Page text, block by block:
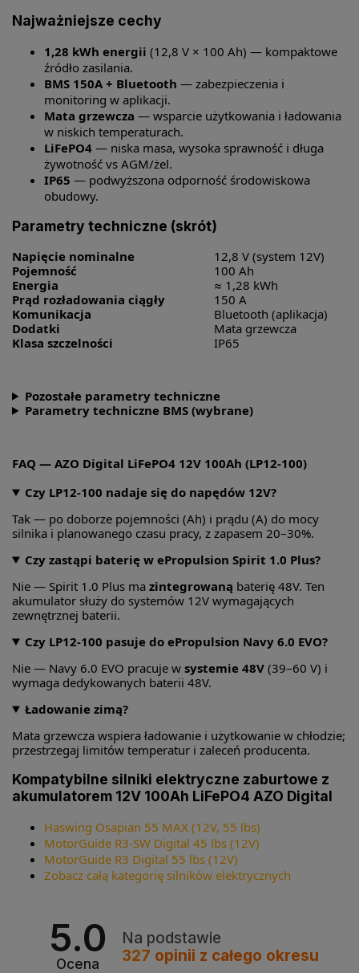
Najważniejsze cechy
1,28 kWh energii (12,8 V × 100 Ah) — kompaktowe
źródło zasilania.
BMS 150A + Bluetooth — zabezpieczenia i
monitoring w aplikacji.
Mata grzewcza — wsparcie użytkowania i ładowania
w niskich temperaturach.
LiFePO4 — niska masa, wysoka sprawność i długa
żywotność vs AGM/żel.
IP65 — podwyższona odporność środowiskowa
obudowy.
Parametry techniczne (skrót)
Napięcie nominalne
12,8 V (system 12V)
Pojemność
100 Ah
Energia
≈ 1,28 kWh
Prąd rozładowania ciągły
150 A
Komunikacja
Bluetooth (aplikacja)
Dodatki
Mata grzewcza
Klasa szczelności
IP65
Pozostałe parametry techniczne
Parametry techniczne BMS (wybrane)
FAQ — AZO Digital LiFePO4 12V 100Ah (LP12-100)
Czy LP12-100 nadaje się do napędów 12V?
Tak — po doborze pojemności (Ah) i prądu (A) do mocy
silnika i planowanego czasu pracy, z zapasem 20–30%.
Czy zastąpi baterię w ePropulsion Spirit 1.0 Plus?
Nie — Spirit 1.0 Plus ma zintegrowaną baterię 48V. Ten
akumulator służy do systemów 12V wymagających
zewnętrznej baterii.
Czy LP12-100 pasuje do ePropulsion Navy 6.0 EVO?
Nie — Navy 6.0 EVO pracuje w systemie 48V (39–60 V) i
wymaga dedykowanych baterii 48V.
Ładowanie zimą?
Mata grzewcza wspiera ładowanie i użytkowanie w chłodzie;
przestrzegaj limitów temperatur i zaleceń producenta.
Kompatybilne silniki elektryczne zaburtowe z
akumulatorem 12V 100Ah LiFePO4 AZO Digital
Haswing Osapian 55 MAX (12V, 55 lbs)
MotorGuide R3-SW Digital 45 lbs (12V)
MotorGuide R3 Digital 55 lbs (12V)
Zobacz całą kategorię silników elektrycznych
5.0
Ocena
Na podstawie
327 opinii z całego okresu